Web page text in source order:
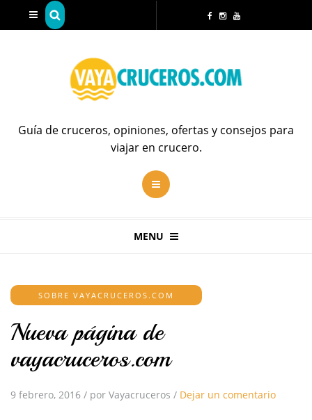
Guía de cruceros, opiniones, ofertas y consejos para
viajar en crucero.
MENU
SOBRE VAYACRUCEROS.COM
Nueva página de
vayacruceros.com
9 febrero, 2016 / por Vayacruceros / Dejar un comentario